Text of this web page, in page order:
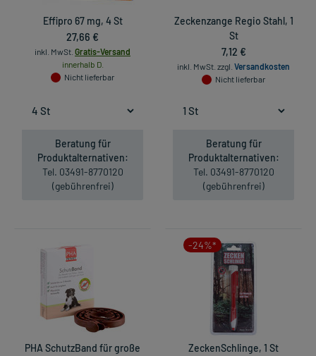
Effipro 67 mg, 4 St
27,66 €
inkl. MwSt. Gratis-Versand
innerhalb D.
Nicht lieferbar
Beratung für
Produktalternativen:
Tel. 03491-8770120
(gebührenfrei)
Zeckenzange Regio Stahl, 1
St
7,12 €
inkl. MwSt. zzgl. Versandkosten
Nicht lieferbar
Beratung für
Produktalternativen:
Tel. 03491-8770120
(gebührenfrei)
PHA SchutzBand für große
-24%*
ZeckenSchlinge, 1 St